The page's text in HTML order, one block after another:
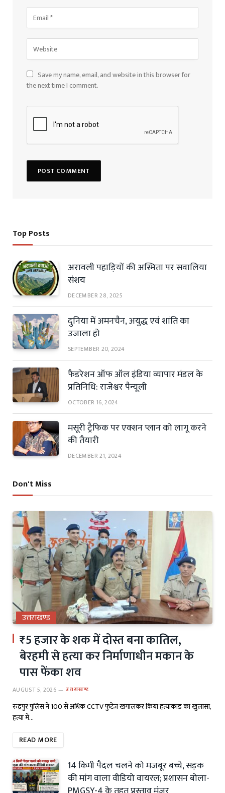
Save my name, email, and website in this browser for
the next time I comment.
Top Posts
अरावली पहाड़ियों की अस्मिता पर सवालिया
संशय
DECEMBER 28, 2025
दुनिया में अमनचैन, अयुद्ध एवं शांति का
उजाला हो
SEPTEMBER 20, 2024
फैडरेशन ऑफ ऑल इंडिया व्यापार मंडल के
प्रतिनिधि: राजेश्वर पैन्यूली
OCTOBER 16, 2024
मसूरी ट्रैफिक पर एक्शन प्लान को लागू करने
की तैयारी
DECEMBER 21, 2024
Don't Miss
उत्तराखण्ड
₹5 हजार के शक में दोस्त बना कातिल,
बेरहमी से हत्या कर निर्माणाधीन मकान के
पास फेंका शव
AUGUST 5, 2026 उत्तराखण्ड
रुद्रपुर पुलिस ने 100 से अधिक CCTV फुटेज खंगालकर किया हत्याकांड का खुलासा,
हत्या में…
READ MORE
14 किमी पैदल चलने को मजबूर बच्चे, सड़क
की मांग वाला वीडियो वायरल; प्रशासन बोला-